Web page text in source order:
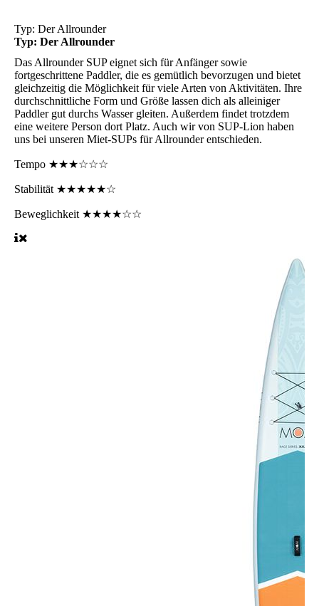
Typ: Der Allrounder
Typ: Der Allrounder
Das Allrounder SUPeignet sich für Anfänger sowie
fortgeschrittene Paddler, die es gemütlich bevorzugen und bietet
gleichzeitig die Möglichkeit für viele Arten von Aktivitäten. Ihre
durchschnittliche Form und Größe lassen dich als alleiniger
Paddler gut durchs Wasser gleiten. Außerdem findet trotzdem
eine weitere Person dort Platz. Auch wir von SUP-Lion haben
uns bei unseren Miet-SUPs für Allrounder entschieden.
Tempo ★★★☆☆☆
Stabilität ★★★★★☆
Beweglichkeit ★★★★☆☆